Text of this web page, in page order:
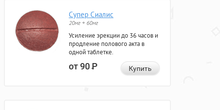
Супер Сиалис
20мг + 60мг
Усиление эрекции до 36 часов и
продление полового акта в
одной таблетке.
от 90Р Купить